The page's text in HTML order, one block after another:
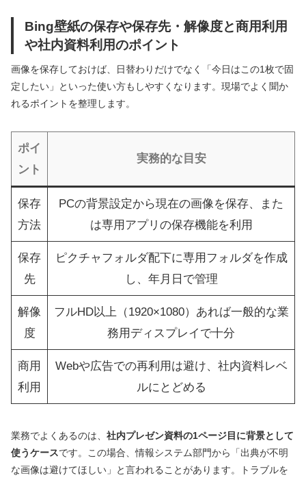
Bing壁紙の保存や保存先・解像度と商用利用
や社内資料利用のポイント
画像を保存しておけば、日替わりだけでなく「今日はこの1枚で固
定したい」といった使い方もしやすくなります。現場でよく聞か
れるポイントを整理します。
ポイ
ント
実務的な目安
保存
方法
PCの背景設定から現在の画像を保存、また
は専用アプリの保存機能を利用
保存
先
ピクチャフォルダ配下に専用フォルダを作成
し、年月日で管理
解像
度
フルHD以上（1920×1080）あれば一般的な業
務用ディスプレイで十分
商用
利用
Webや広告での再利用は避け、社内資料レベ
ルにとどめる
業務でよくあるのは、 社内プレゼン資料の1ページ目に背景として
使うケースです。この場合、情報システム部門から「出典が不明
な画像は避けてほしい」と言われることがあります。トラブルを